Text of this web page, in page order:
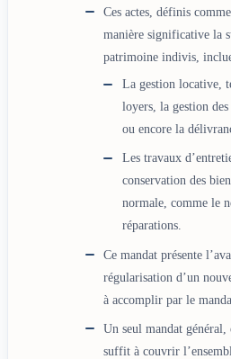
Ces actes, définis
manière significative la
patrimoine indivis,
La gestion locative,
loyers, la gestion
ou encore la
Les travaux
conservation des
normale, comme le
réparations.
Ce mandat présente
régularisation d’un
à accomplir par le
Un seul mandat
suffit à couvrir